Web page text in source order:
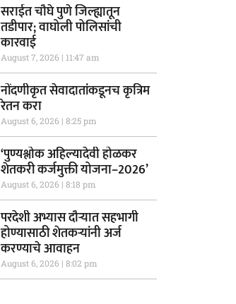
सराईत चौघे पुणे जिल्ह्यातून
तडीपार; वाघोली पोलिसांची
कारवाई
August 7, 2026 11:47 am
नोंदणीकृत सेवादातांकडूनच कृत्रिम
रेतन करा
August 6, 2026 8:25 pm
‘पुण्यश्लोक अहिल्यादेवी होळकर
शेतकरी कर्जमुक्ती योजना–2026’
August 6, 2026 8:18 pm
परदेशी अभ्यास दौऱ्यात सहभागी
होण्यासाठी शेतकऱ्यांनी अर्ज
करण्याचे आवाहन
August 6, 2026 8:02 pm